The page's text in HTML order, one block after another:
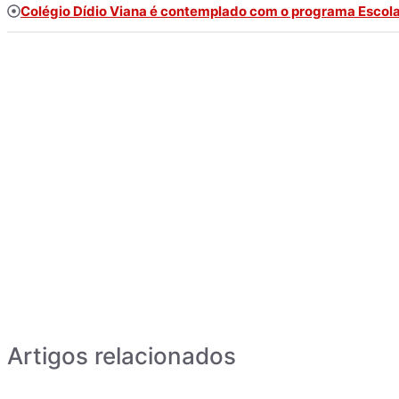
Colégio Dídio Viana é contemplado com o programa
Artigos relacionados